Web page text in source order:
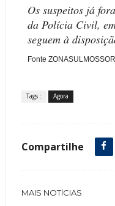
Os suspeitos já
da Polícia Civil,
seguem à
Fonte
Tags : Agora
Compartilhe
MAIS NOTÍCIAS